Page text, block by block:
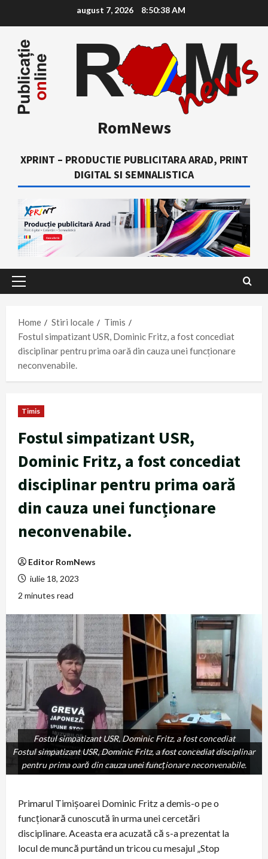
content
august 7, 2026 8:50:39 AM
RomNews
XPRINT – PRODUCTIE PUBLICITARA ARAD, PRINT
DIGITAL SI SEMNALISTICA
Primary
Home
Stiri locale
Timis
Fostul simpatizant USR, Dominic Fritz, a fost concediat
disciplinar pentru prima oară din cauza unei funcționare
neconvenabile.
Timis
Fostul simpatizant USR,
Dominic Fritz, a fost concediat
disciplinar pentru prima oară
din cauza unei funcționare
neconvenabile.
Editor RomNews
iulie 18, 2023
2 minutes read
Fostul simpatizant USR, Dominic Fritz, a fost concediat
disciplinar pentru prima oară din cauza unei funcționare
neconvenabile.
Fostul simpatizant USR, Dominic Fritz, a fost concediat disciplinar
pentru prima oară din cauza unei funcționare neconvenabile.
Primarul Timișoarei Dominic Fritz a demis-o pe o
funcționară cunoscută în urma unei cercetări
disciplinare. Aceasta era acuzată că s-a prezentat la
locul de muncă purtând un tricou cu mesajul „Stop